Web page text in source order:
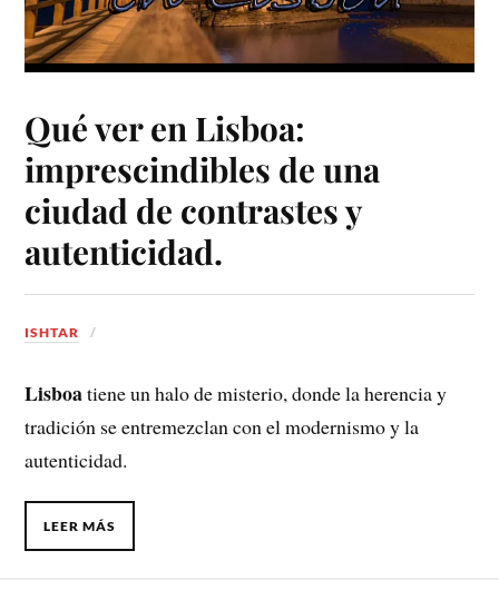
Qué ver en Lisboa:
imprescindibles de una
ciudad de contrastes y
autenticidad.
ISHTAR
Lisboatiene un halo de misterio, donde la herencia y
tradición se entremezclan con el modernismo y la
autenticidad.
LEER MÁS